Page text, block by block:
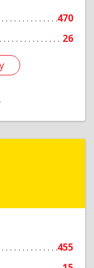
470
26
455
Подробнее